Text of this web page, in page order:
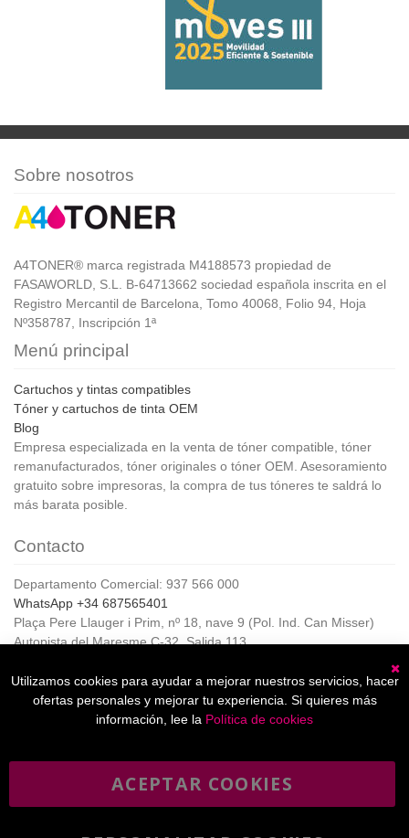
Sobre nosotros
A4TONER® marca registrada M4188573 propiedad de
FASAWORLD, S.L. B-64713662 sociedad española inscrita en el
Registro Mercantil de Barcelona, Tomo 40068, Folio 94, Hoja
Nº358787, Inscripción 1ª
Menú principal
Cartuchos y tintas compatibles
Tóner y cartuchos de tinta OEM
Blog
Empresa especializada en la venta de tóner compatible, tóner
remanufacturados, tóner originales o tóner OEM. Asesoramiento
gratuito sobre impresoras, la compra de tus tóneres te saldrá lo
más barata posible.
Contacto
Departamento Comercial: 937 566 000
WhatsApp +34 687565401
Plaça Pere Llauger i Prim, nº 18, nave 9 (Pol. Ind. Can Misser)
Autopista del Maresme C-32, Salida 113
Horario de Atención al cliente:
De lunes a jueves de 8:00 a 17:00,
Viernes de 8:00 a 15:00
informativo
Utilizamos cookies para ayudar a mejorar nuestros servicios, hacer
ofertas personales y mejorar tu experiencia. Si quieres más
información, lee la Política de cookies
ACEPTAR COOKIES